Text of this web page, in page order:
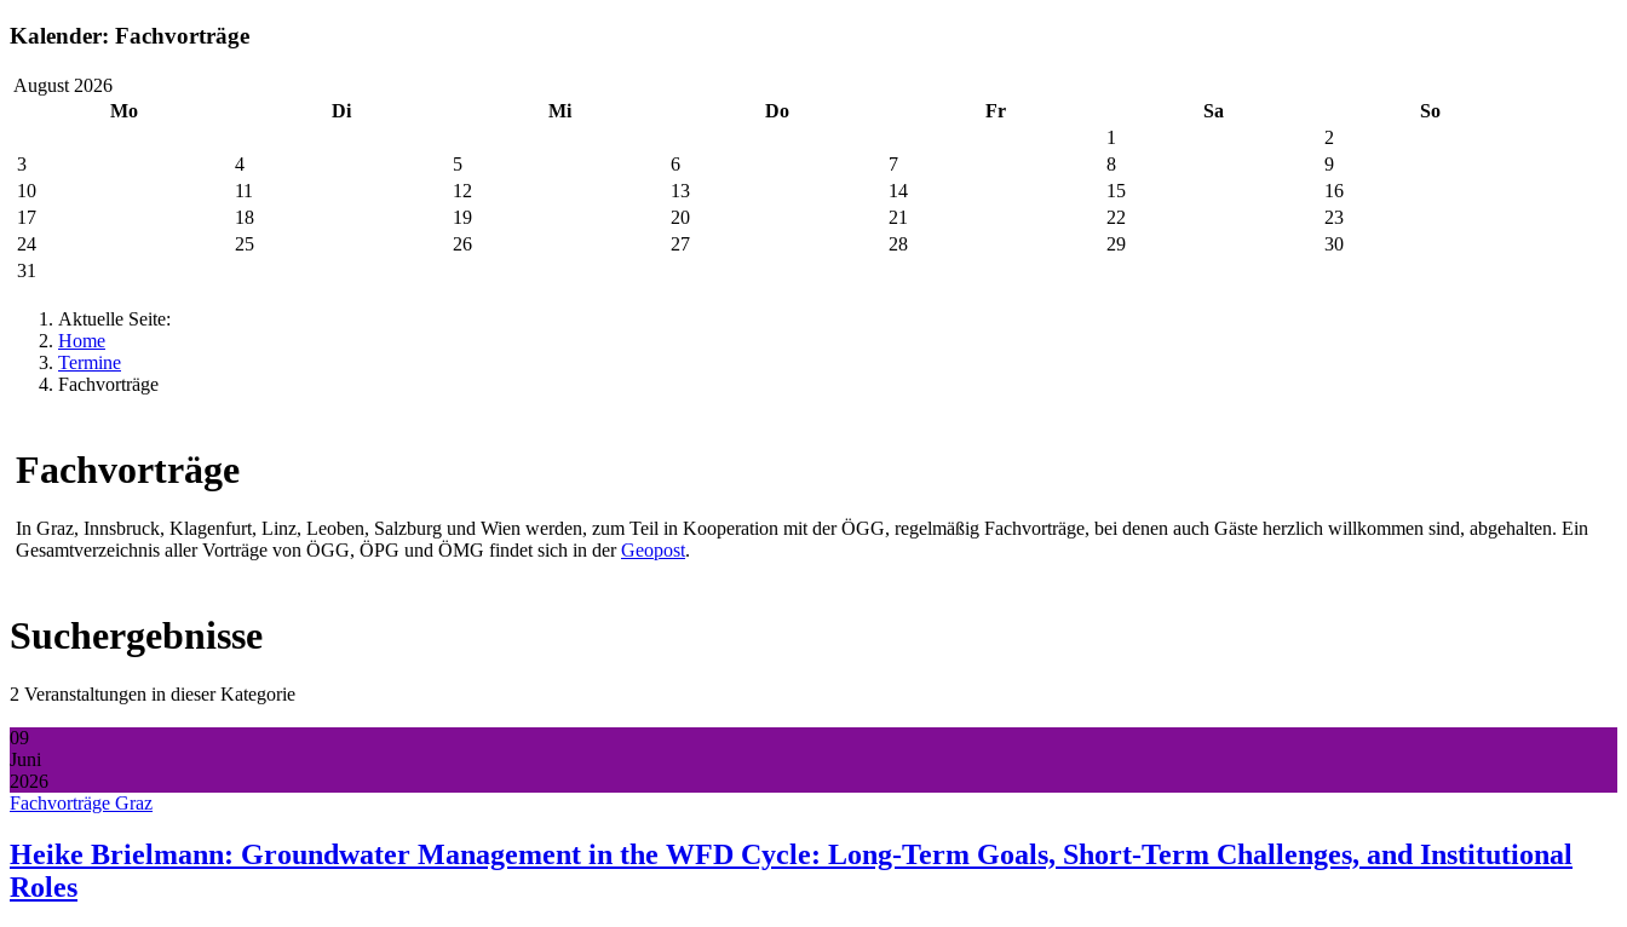
Kalender: Fachvorträge
August 2026
Mo
Di Mi Do Fr Sa
So
1
2
3
4 5 6 7 8
9
10
11 12 13 14 15
16
17
18 19 20 21 22
23
24
25 26 27 28 29
30
31
Aktuelle Seite:
Home
Termine
Fachvorträge
Fachvorträge
In Graz, Innsbruck, Klagenfurt, Linz, Leoben, Salzburg und Wien werden, zum Teil in Kooperation mit der ÖGG, regelmäßig Fachvorträge, bei denen auch Gäste herzlich willkommen sind, abgehalten. Ein
Gesamtverzeichnis aller Vorträge von ÖGG, ÖPG und ÖMG findet sich in derGeopost.
Suchergebnisse
2 Veranstaltungen in dieser Kategorie
09
Juni
2026
Fachvorträge Graz
Heike Brielmann: Groundwater Management in the WFD Cycle: Long-Term Goals, Short-Term Challenges, and Institutional
Roles